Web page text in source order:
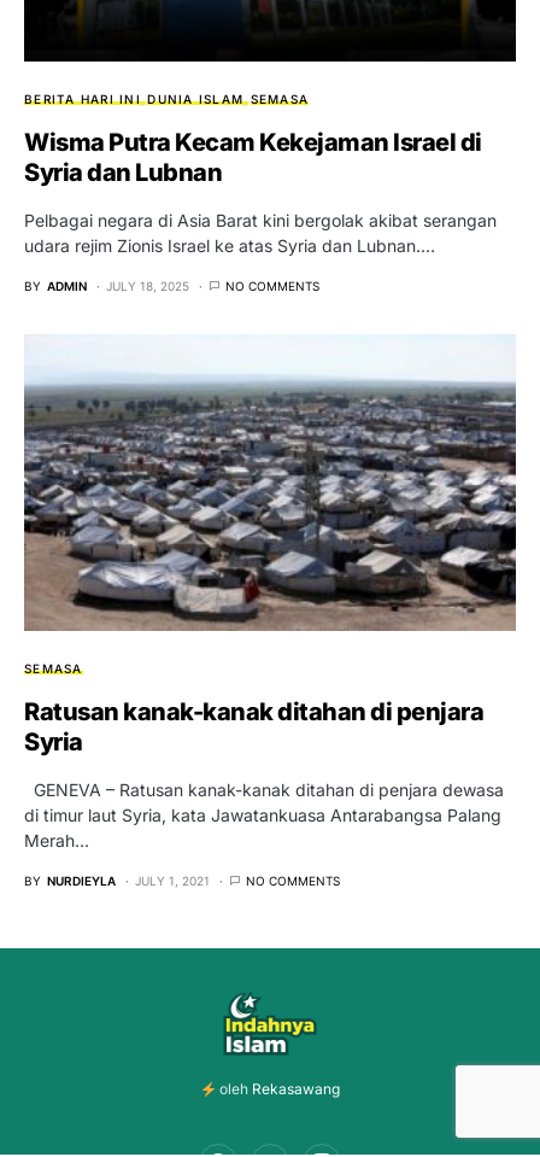
BERITA HARI INI DUNIA ISLAM SEMASA
Wisma Putra Kecam Kekejaman Israel di
Syria dan Lubnan
Pelbagai negara di Asia Barat kini bergolak akibat serangan
udara rejim Zionis Israel ke atas Syria dan Lubnan.…
BY ADMIN JULY 18, 2025 NO COMMENTS
SEMASA
Ratusan kanak-kanak ditahan di penjara
Syria
GENEVA – Ratusan kanak-kanak ditahan di penjara dewasa
di timur laut Syria, kata Jawatankuasa Antarabangsa Palang
Merah…
BY NURDIEYLA JULY 1, 2021 NO COMMENTS
oleh Rekasawang